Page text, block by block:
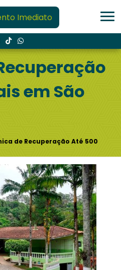
Imediato
em São
de Recuperação Até 500